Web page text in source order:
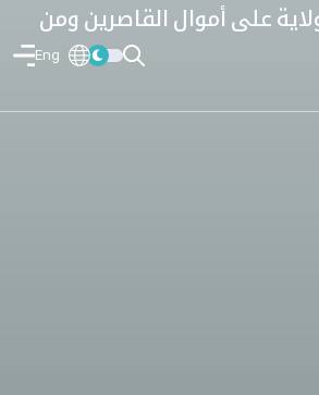
على أموال القاصرين ومن